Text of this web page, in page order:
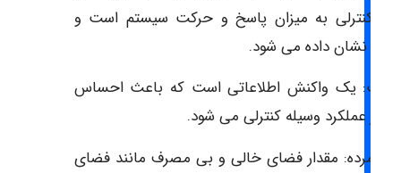
کنترلی به میزان پاسخ و حرکت سیستم است و
یک واکنش اطلاعاتی است که باعث احساس
از عملکرد وسیله کنترلی می شود.
مرده: مقدار فضای خالی و بی مصرف مانند فضای